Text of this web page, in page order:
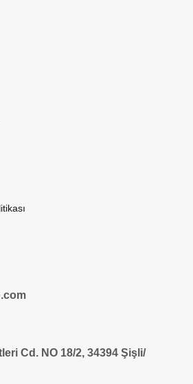
Cd. NO 18/2, 34394 Şişli/